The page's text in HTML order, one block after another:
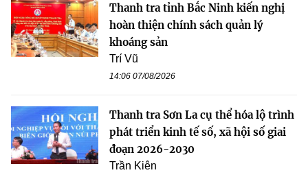
Thanh tra tỉnh Bắc Ninh kiến nghị
hoàn thiện chính sách quản lý
khoáng sản
Trí Vũ
14:06 07/08/2026
Thanh tra Sơn La cụ thể hóa lộ trình
phát triển kinh tế số, xã hội số giai
đoạn 2026-2030
Trần Kiên